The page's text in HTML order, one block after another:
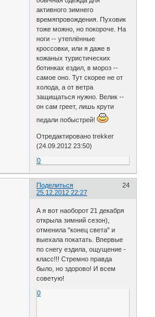
активного зимнего
времяпровождения. Пуховик
тоже можно, но покороче. На
ноги -- утеплённые
кроссовки, или я даже в
кожаных туристических
ботинках ездил, в мороз --
самое оно. Тут скорее не от
холода, а от ветра
защищаться нужно. Велик --
он сам греет, лишь крути
педали побыстрей!
Отредактировано trekker
(24.09.2012 23:50)
0
Поделиться
24
25.12.2012 22:27
А я вот наоборот 21 декабря
открыла зимний сезон),
отменила "конец света" и
выехала покатать. Впервые
по снегу ездила, ощущение -
класс!!! Стремно правда
было, но здорово! И всем
советую!
0